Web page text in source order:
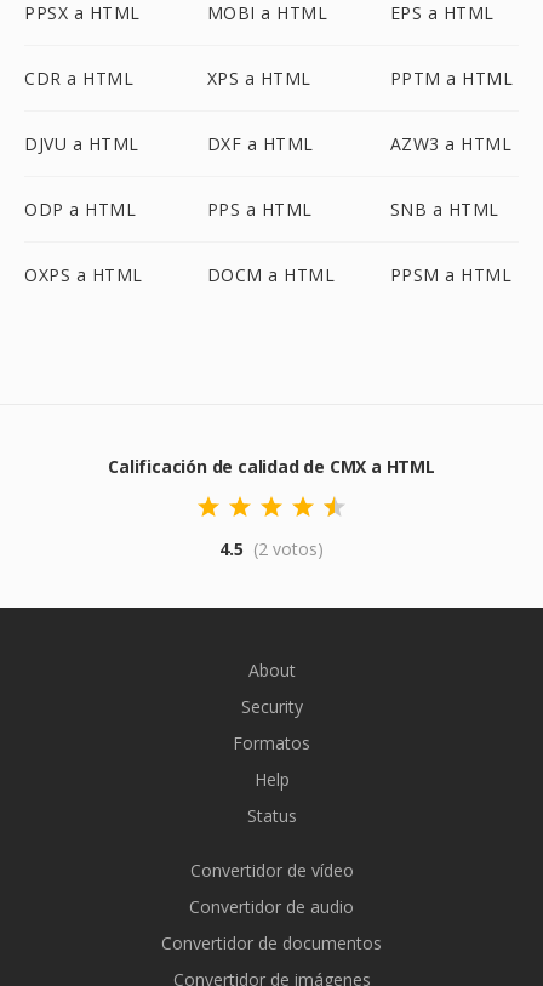
PPSX a HTML MOBI a HTML EPS a HTML
CDR a HTML XPS a HTML PPTM a HTML
DJVU a HTML DXF a HTML AZW3 a HTML
ODP a HTML PPS a HTML SNB a HTML
OXPS a HTML DOCM a HTML PPSM a HTML
Calificación de calidad de CMX a HTML
4.5 (2 votos)
About
Security
Formatos
Help
Status
Convertidor de vídeo
Convertidor de audio
Convertidor de documentos
Convertidor de imágenes